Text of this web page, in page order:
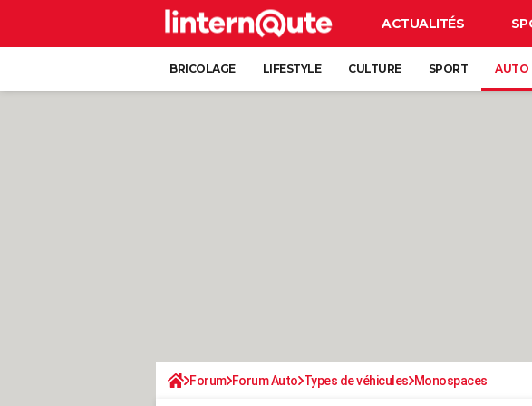
ACTUALITÉS
BRICOLAGE LIFESTYLE CULTURE SPORT AUTO
Forum Forum Auto Types de véhicules Monospaces